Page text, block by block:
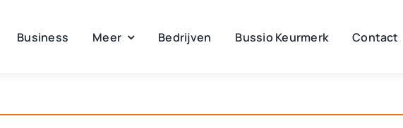
Business Meer Bedrijven Bussio Keurmerk Contact